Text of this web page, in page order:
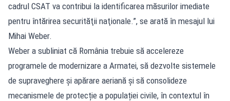
cadrul CSAT va contribui la identificarea măsurilor imediate
pentru întărirea securităţii naţionale.”, se arată în mesajul lui
Mihai Weber.
Weber a subliniat că România trebuie să accelereze
programele de modernizare a Armatei, să dezvolte sistemele
de supraveghere și apărare aeriană și să consolideze
mecanismele de protecție a populației civile, în contextul în